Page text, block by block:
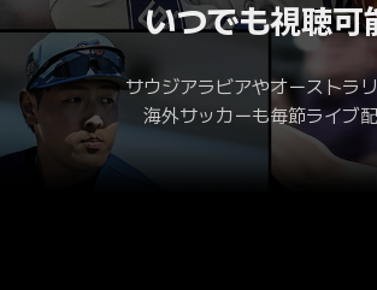
いつでも視聴可
サウジアラビアやオーストラ
海外サッカーも毎節ライブ